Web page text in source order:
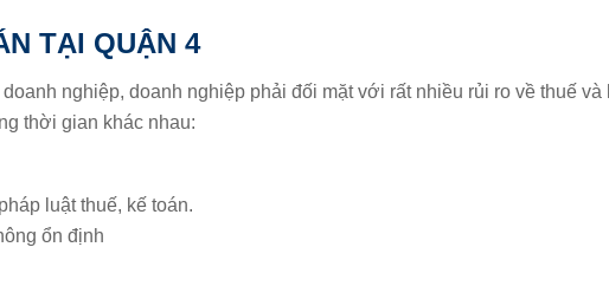
TẠI QUẬN 4
nghiệp, doanh nghiệp phải đối mặt với rất nhiều rủi ro về thuế
thời gian khác nhau:
luật thuế, kế toán.
ổn định